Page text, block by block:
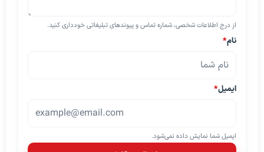
از درج اطلاعات شخصی، شماره تماس و پیوندهای تبلیغاتی خودداری کنید.
نام*
ایمیل*
ایمیل شما نمایش داده نمی‌شود.